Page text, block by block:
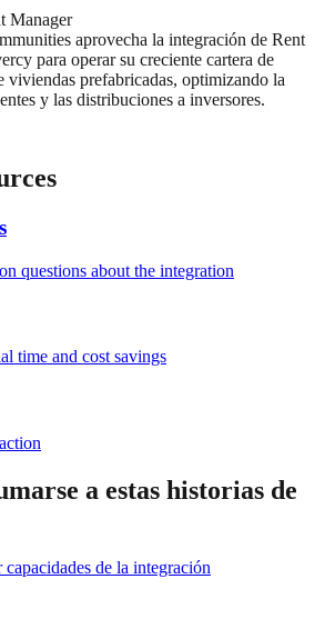
Manager
aprovecha la integración de Rent
para operar su creciente cartera de
viviendas prefabricadas, optimizando la
y las distribuciones a inversores.
questions about the integration
time and cost savings
a estas historias de
capacidades de la integración